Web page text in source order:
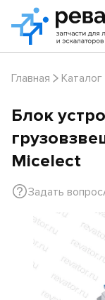
Главная Каталог
Блок
Micelect
Задать вопрос